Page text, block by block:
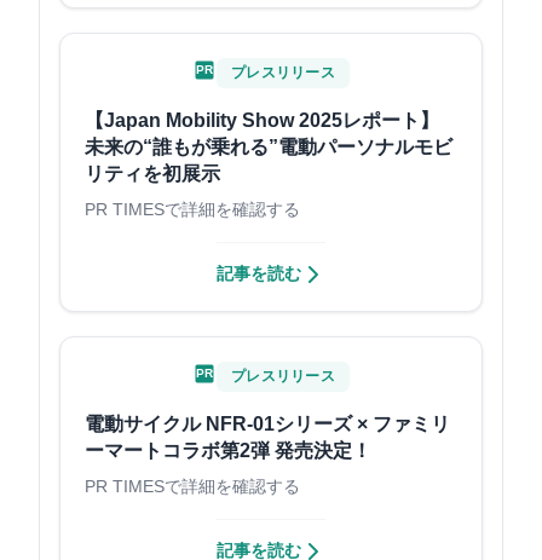
PR プレスリリース
【Japan Mobility Show 2025レポート】
未来の“誰もが乗れる”電動パーソナルモビ
リティを初展示
PR TIMESで詳細を確認する
記事を読む
PR プレスリリース
電動サイクル NFR-01シリーズ × ファミリ
ーマートコラボ第2弾 発売決定！
PR TIMESで詳細を確認する
記事を読む